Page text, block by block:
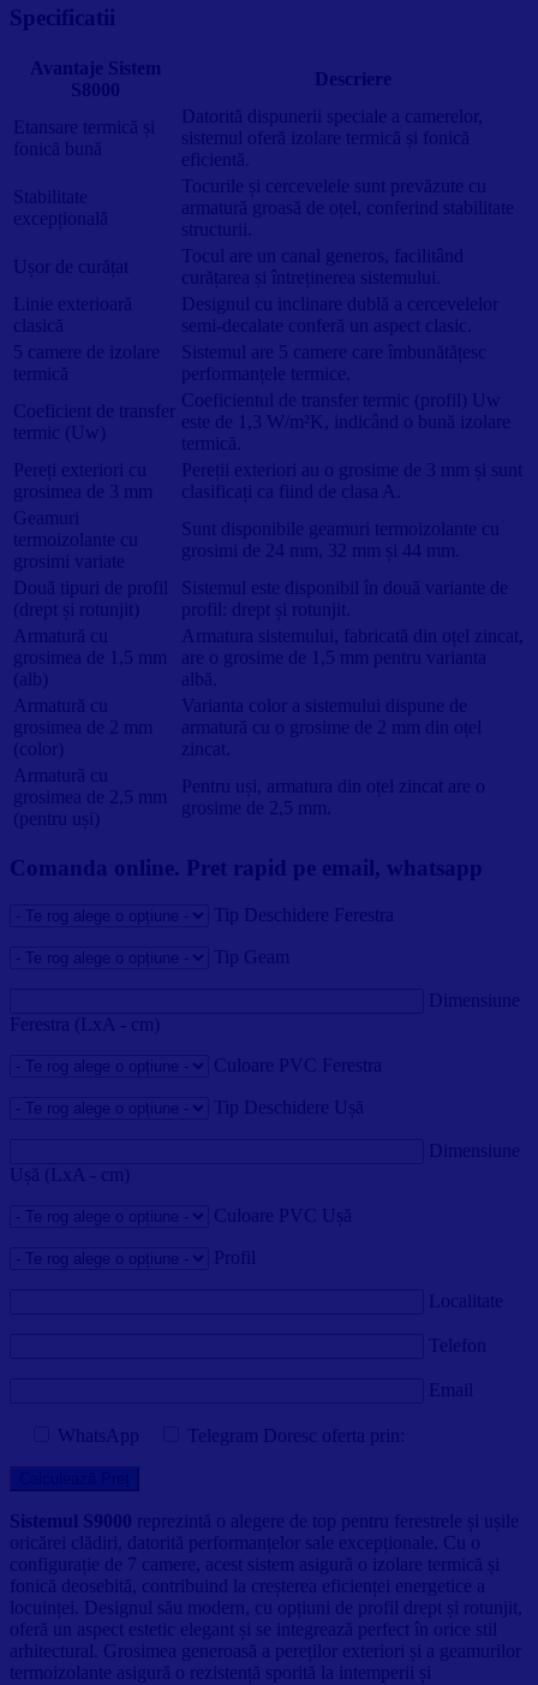
Specificatii
Avantaje Sistem
S8000
Descriere
Etansare termică și
fonică bună
Datorită dispunerii speciale a camerelor,
sistemul oferă izolare termică și fonică
eficientă.
Stabilitate
excepțională
Tocurile și cercevelele sunt prevăzute cu
armatură groasă de oțel, conferind stabilitate
structurii.
Ușor de curățat
Tocul are un canal generos, facilitând
curățarea și întreținerea sistemului.
Linie exterioară
clasică
Designul cu inclinare dublă a cercevelelor
semi-decalate conferă un aspect clasic.
5 camere de izolare
termică
Sistemul are 5 camere care îmbunătățesc
performanțele termice.
Coeficient de transfer
termic (Uw)
Coeficientul de transfer termic (profil) Uw
este de 1,3 W/m²K, indicând o bună izolare
termică.
Pereți exteriori cu
grosimea de 3 mm
Pereții exteriori au o grosime de 3 mm și sunt
clasificați ca fiind de clasa A.
Geamuri
termoizolante cu
grosimi variate
Sunt disponibile geamuri termoizolante cu
grosimi de 24 mm, 32 mm și 44 mm.
Două tipuri de profil
(drept și rotunjit)
Sistemul este disponibil în două variante de
profil: drept și rotunjit.
Armatură cu
grosimea de 1,5 mm
(alb)
Armatura sistemului, fabricată din oțel zincat,
are o grosime de 1,5 mm pentru varianta
albă.
Armatură cu
grosimea de 2 mm
(color)
Varianta color a sistemului dispune de
armatură cu o grosime de 2 mm din oțel
zincat.
Armatură cu
grosimea de 2,5 mm
(pentru uși)
Pentru uși, armatura din oțel zincat are o
grosime de 2,5 mm.
Comanda online. Pret rapid pe email, whatsapp
Tip Deschidere Ferestra
Tip Geam
Dimensiune
Ferestra (LxA - cm)
Culoare PVC Ferestra
Tip Deschidere Ușă
Dimensiune
Ușă (LxA - cm)
Culoare PVC Ușă
Profil
Localitate
Telefon
Email
WhatsApp Telegram Doresc oferta prin:
Sistemul S9000 reprezintă o alegere de top pentru ferestrele și ușile
oricărei clădiri, datorită performanțelor sale excepționale. Cu o
configurație de 7 camere, acest sistem asigură o izolare termică și
fonică deosebită, contribuind la creșterea eficienței energetice a
locuinței. Designul său modern, cu opțiuni de profil drept și rotunjit,
oferă un aspect estetic elegant și se integrează perfect în orice stil
arhitectural. Grosimea generoasă a pereților exteriori și a geamurilor
termoizolante asigură o rezistență sporită la intemperii și